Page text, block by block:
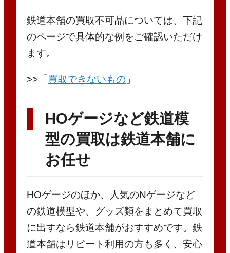
鉄道本舗の買取不可品については、下記
のページで具体的な例をご確認いただけ
ます。
>>「 買取できないもの」
HOゲージなど鉄道模
型の買取は鉄道本舗に
お任せ
HOゲージのほか、人気のNゲージなど
の鉄道模型や、グッズ類をまとめて買取
に出すなら鉄道本舗がおすすめです。鉄
道本舗はリピート利用の方も多く、安心